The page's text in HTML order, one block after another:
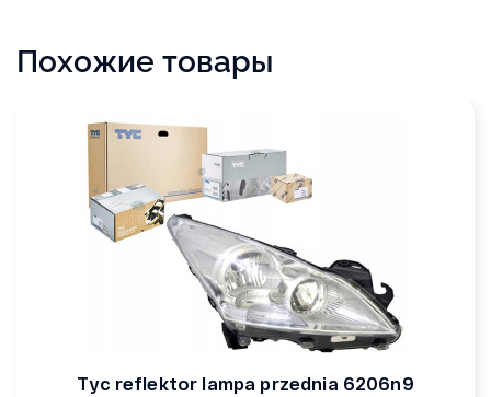
Похожие товары
Tyc reflektor lampa przednia 6206n9